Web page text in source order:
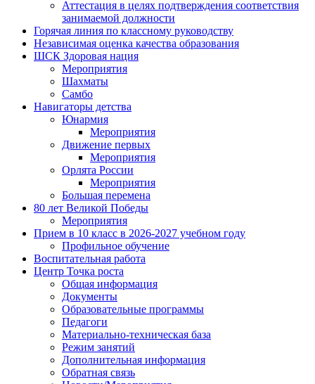
Аттестация в целях подтверждения соответствия
занимаемой должности
Горячая линия по классному руководству
Независимая оценка качества образования
ШСК Здоровая нация
Мероприятия
Шахматы
Самбо
Навигаторы детства
Юнармия
Мероприятия
Движение первых
Мероприятия
Орлята России
Мероприятия
Большая перемена
80 лет Великой Победы
Мероприятия
Прием в 10 класс в 2026-2027 учебном году
Профильное обучение
Воспитательная работа
Центр Точка роста
Общая информация
Документы
Образовательные программы
Педагоги
Материально-техническая база
Режим занятий
Дополнительная информация
Обратная связь